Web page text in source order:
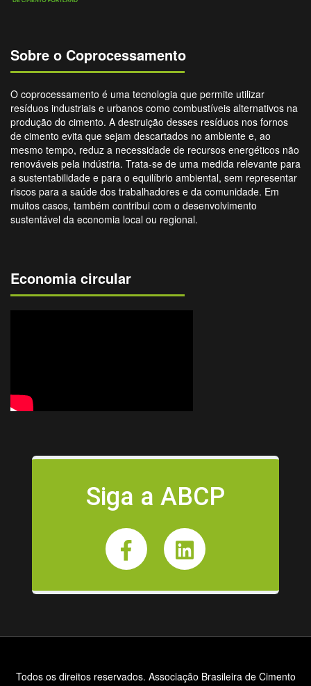
Sobre o Coprocessamento
O coprocessamento é uma tecnologia que permite utilizar
resíduos industriais e urbanos como combustíveis alternativos na
produção do cimento. A destruição desses resíduos nos fornos
de cimento evita que sejam descartados no ambiente e, ao
mesmo tempo, reduz a necessidade de recursos energéticos não
renováveis pela indústria. Trata-se de uma medida relevante para
a sustentabilidade e para o equilíbrio ambiental, sem representar
riscos para a saúde dos trabalhadores e da comunidade. Em
muitos casos, também contribui com o desenvolvimento
sustentável da economia local ou regional.
Economia circular
Siga a ABCP
Todos os direitos reservados. Associação Brasileira de Cimento